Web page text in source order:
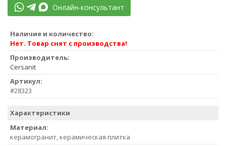
Онлайн-консультант
Наличие и количество:
Нет. Товар снят с производства!
Производитель:
Cersanit
Артикул:
#28323
Характеристики
Материал:
керамогранит, керамическая плитка